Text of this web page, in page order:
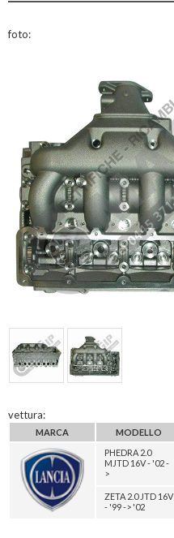
foto:
vettura:
MARCA MODELLO
PHEDRA 2.0
MJTD 16V - '02 -
>
ZETA 2.0 JTD 16V
- '99 -> '02